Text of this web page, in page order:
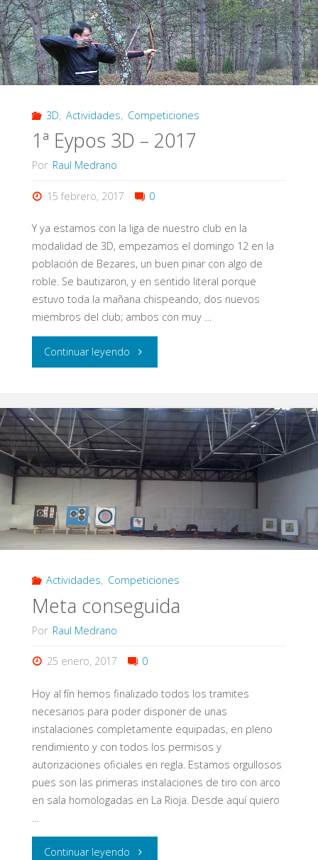
3D, Actividades, Competiciones
1ª Eypos 3D – 2017
Por Raul Medrano
15 febrero, 2017 0
Y ya estamos con la liga de nuestro club en la
modalidad de 3D, empezamos el domingo 12 en la
población de Bezares, un buen pinar con algo de
roble. Se bautizaron, y en sentido literal porque
estuvo toda la mañana chispeando, dos nuevos
miembros del club; ambos con muy …
Continuar leyendo "1ª
3D
–
2017"
Actividades, Competiciones
Meta conseguida
Por Raul Medrano
25 enero, 2017 0
Hoy al fín hemos finalizado todos los tramites
necesarios para poder disponer de unas
instalaciones completamente equipadas, en pleno
rendimiento y con todos los permisos y
autorizaciones oficiales en regla. Estamos orgullosos
pues son las primeras instalaciones de tiro con arco
en sala homologadas en La Rioja. Desde aquí quiero
Continuar leyendo "Meta